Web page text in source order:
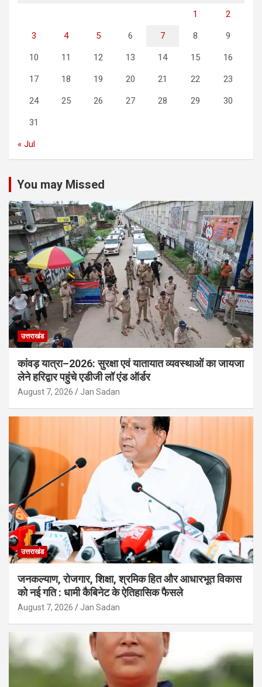
1 2
3 4 5 6 7 8 9
10 11 12 13 14 15 16
17 18 19 20 21 22 23
24 25 26 27 28 29 30
31
« Jul
You may Missed
उत्तराखंड
कांवड़ यात्रा–2026: सुरक्षा एवं यातायात व्यवस्थाओं का जायजा
लेने हरिद्वार पहुंचे एडीजी लॉ एंड ऑर्डर
August 7, 2026 Jan Sadan
उत्तराखंड
जनकल्याण, रोजगार, शिक्षा, श्रमिक हित और आधारभूत विकास
को नई गति : धामी कैबिनेट के ऐतिहासिक फैसले
August 7, 2026 Jan Sadan